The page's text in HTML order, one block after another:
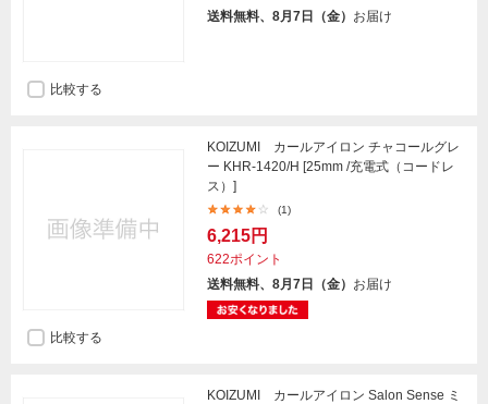
送料無料、8月7日（金） お届け
比較する
KOIZUMI カールアイロン チャコールグレ
ー KHR-1420/H [25mm /充電式（コードレ
ス）]
(1)
6,215円
622ポイント
送料無料、8月7日（金） お届け
比較する
KOIZUMI カールアイロン Salon Sense ミ